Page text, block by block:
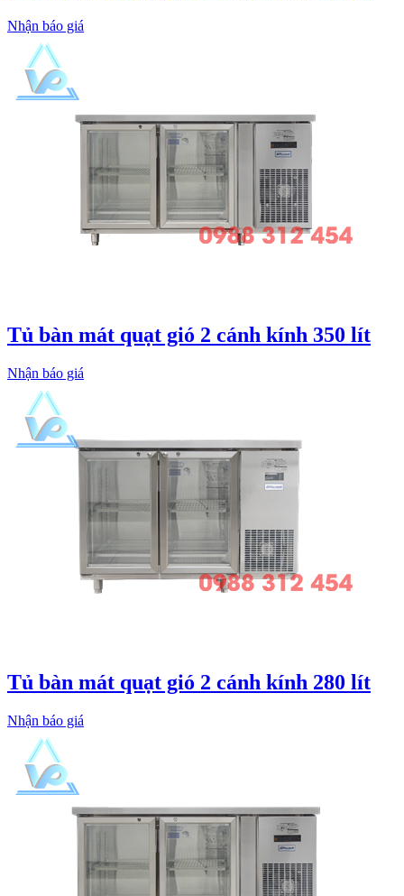
Nhận báo giá
Tủ bàn mát quạt gió 2 cánh kính 350 lít
Nhận báo giá
Tủ bàn mát quạt gió 2 cánh kính 280 lít
Nhận báo giá